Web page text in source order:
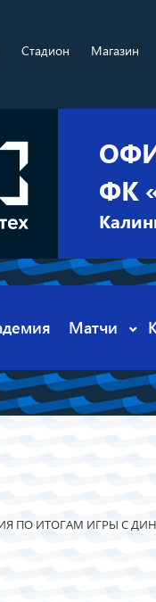
Стадион Магазин
ФК
Матчи
ПО ИТОГАМ ИГРЫ С